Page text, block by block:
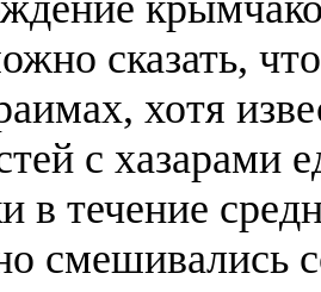
сказать,
хотя
с хазарами
в течение
смешивались